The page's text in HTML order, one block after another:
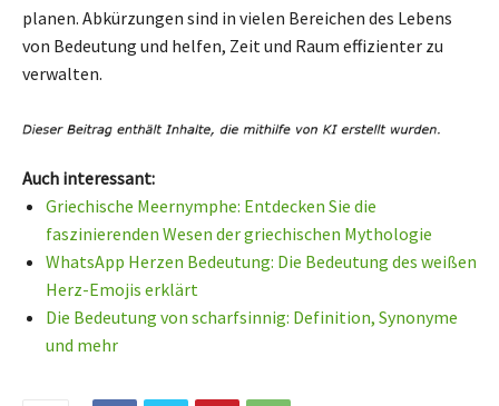
planen. Abkürzungen sind in vielen Bereichen des Lebens
von Bedeutung und helfen, Zeit und Raum effizienter zu
verwalten.
Auch interessant:
Griechische Meernymphe: Entdecken Sie die
faszinierenden Wesen der griechischen Mythologie
WhatsApp Herzen Bedeutung: Die Bedeutung des weißen
Herz-Emojis erklärt
Die Bedeutung von scharfsinnig: Definition, Synonyme
und mehr